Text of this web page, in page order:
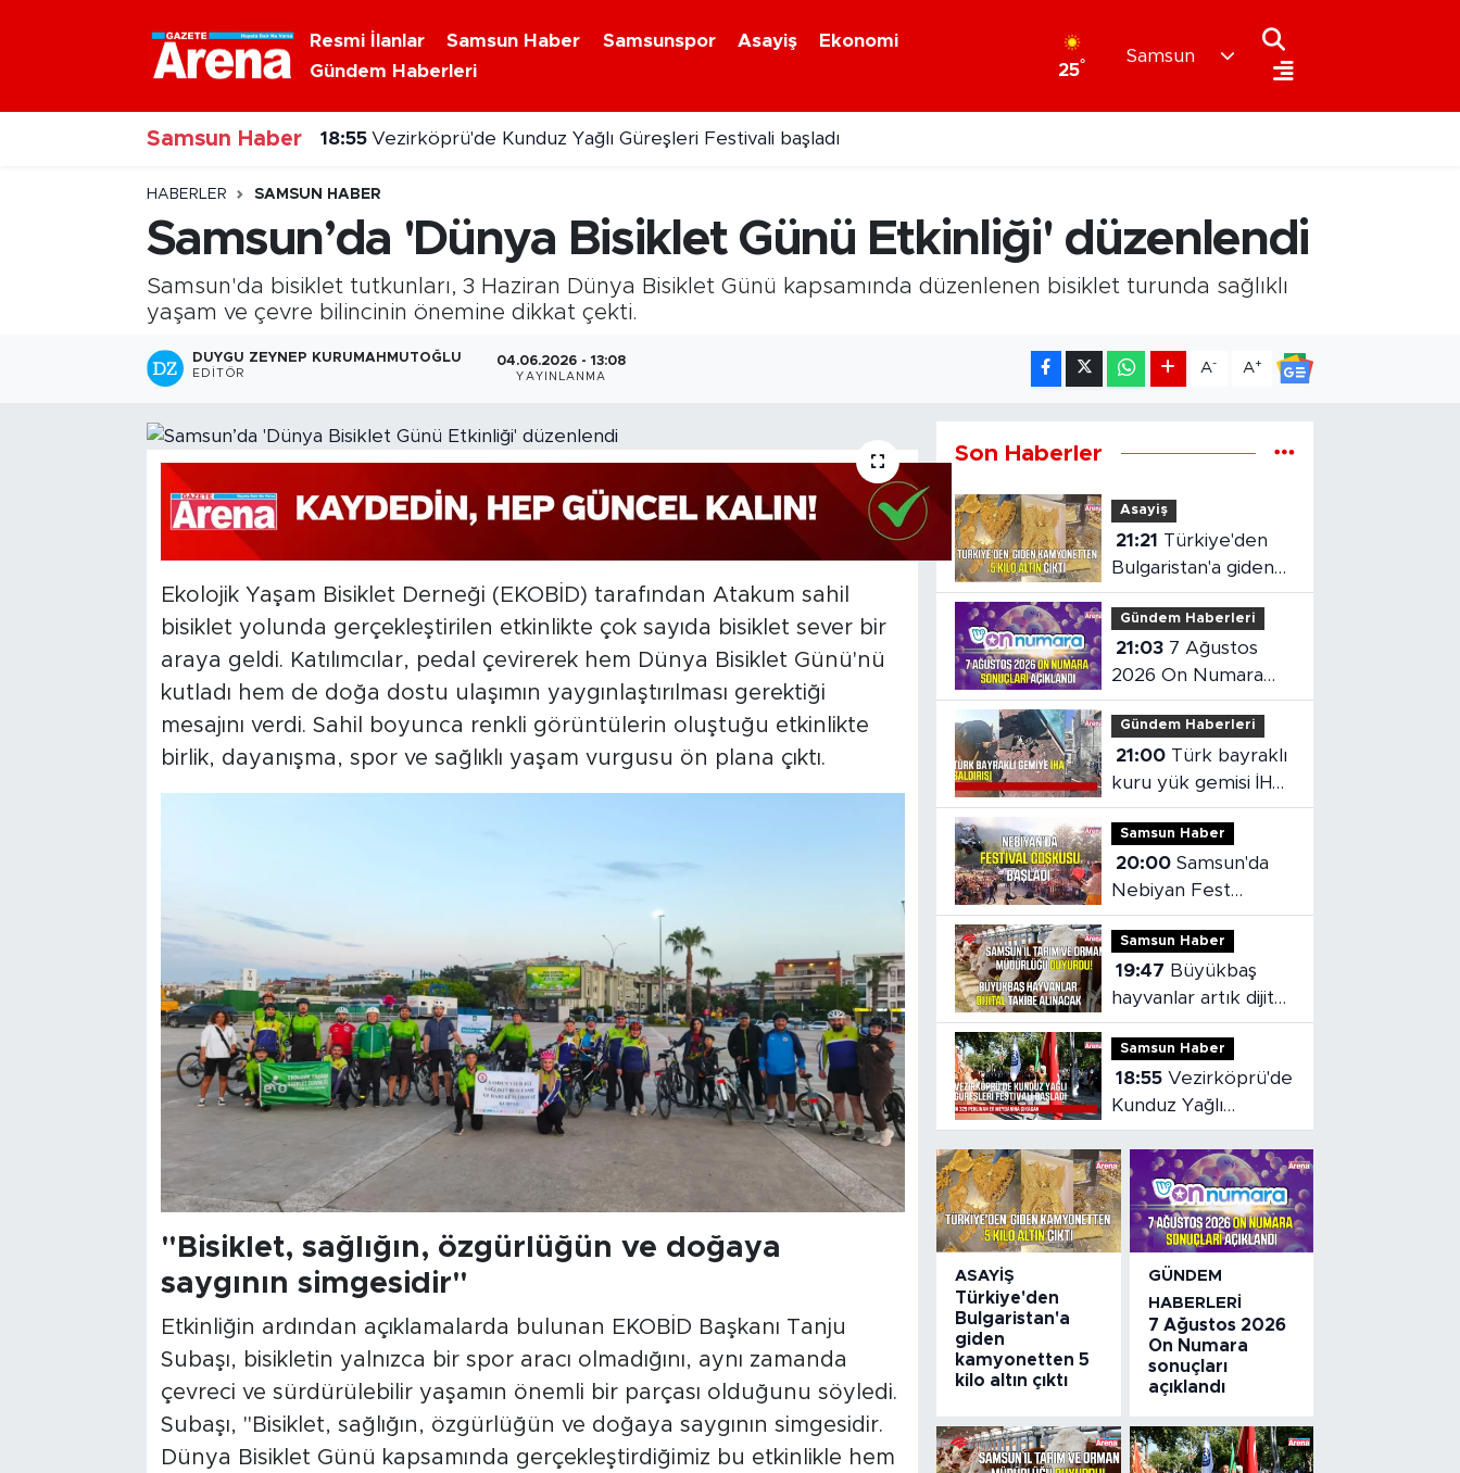
Resmi İlanlar Samsun Haber Samsunspor Asayiş
Ekonomi
Gündem Haberleri
25°
Samsun
Samsun Haber 18:55 Vezirköprü'de Kunduz Yağlı Güreşleri Festivali başladı
HABERLER SAMSUN HABER
Samsun’da 'Dünya Bisiklet Günü Etkinliği' düzenlendi
Samsun'da bisiklet tutkunları, 3 Haziran Dünya Bisiklet Günü kapsamında düzenlenen bisiklet turunda sağlıklı
yaşam ve çevre bilincinin önemine dikkat çekti.
DUYGU ZEYNEP KURUMAHMUTOĞLU
EDITÖR
04.06.2026 - 13:08
YAYINLANMA
A- A+
Ekolojik Yaşam Bisiklet Derneği (EKOBİD) tarafından Atakum sahil
bisiklet yolunda gerçekleştirilen etkinlikte çok sayıda bisiklet sever bir
araya geldi. Katılımcılar, pedal çevirerek hem Dünya Bisiklet Günü'nü
kutladı hem de doğa dostu ulaşımın yaygınlaştırılması gerektiği
mesajını verdi. Sahil boyunca renkli görüntülerin oluştuğu etkinlikte
birlik, dayanışma, spor ve sağlıklı yaşam vurgusu ön plana çıktı.
"Bisiklet, sağlığın, özgürlüğün ve doğaya
saygının simgesidir"
Etkinliğin ardından açıklamalarda bulunan EKOBİD Başkanı Tanju
Subaşı, bisikletin yalnızca bir spor aracı olmadığını, aynı zamanda
çevreci ve sürdürülebilir yaşamın önemli bir parçası olduğunu söyledi.
Subaşı, "Bisiklet, sağlığın, özgürlüğün ve doğaya saygının simgesidir.
Dünya Bisiklet Günü kapsamında gerçekleştirdiğimiz bu etkinlikle hem
Son Haberler
Asayiş
21:21
Bulgaristan'a giden
kamyonetten 5 kilo
altın çıktı
Gündem Haberleri
21:03
2026 On Numara
sonuçları açıklandı
Gündem Haberleri
21:00
kuru yük gemisi İHA
saldırısına uğradı
Samsun Haber
20:00 Samsun'da
Nebiyan Fest
Başladı
Samsun Haber
19:47
hayvanlar artık dijital
olarak takip
edilebilecek
Samsun Haber
18:55
Kunduz Yağlı
Güreşleri Festivali
başladı
ASAYIŞ
Türkiye'den
Bulgaristan'a
giden
kamyonetten 5
kilo altın çıktı
GÜNDEM
HABERLERI
7 Ağustos 2026
On Numara
sonuçları
açıklandı
Nöbetçi Eczaneler
Hava Durumu
Samsun Namaz Vakitleri
Trafik Durumu
Süper Lig Puan Durumu ve Fikstür
Tüm Manşetler
Haber Arşivi